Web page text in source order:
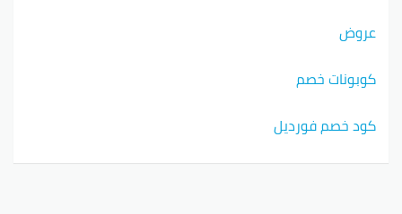
عروض
كوبونات خصم
كود خصم فورديل